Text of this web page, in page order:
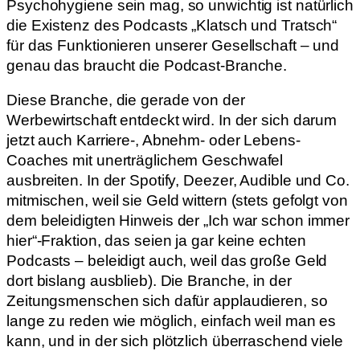
Psychohygiene sein mag, so unwichtig ist natürlich
die Existenz des Podcasts „Klatsch und Tratsch“
für das Funktionieren unserer Gesellschaft – und
genau das braucht die Podcast-Branche.
Diese Branche, die gerade von der
Werbewirtschaft entdeckt wird. In der sich darum
jetzt auch Karriere-, Abnehm- oder Lebens-
Coaches mit unerträglichem Geschwafel
ausbreiten. In der Spotify, Deezer, Audible und Co.
mitmischen, weil sie Geld wittern (stets gefolgt von
dem beleidigten Hinweis der „Ich war schon immer
hier“-Fraktion, das seien ja gar keine echten
Podcasts – beleidigt auch, weil das große Geld
dort bislang ausblieb). Die Branche, in der
Zeitungsmenschen sich dafür applaudieren, so
lange zu reden wie möglich, einfach weil man es
kann, und in der sich plötzlich überraschend viele